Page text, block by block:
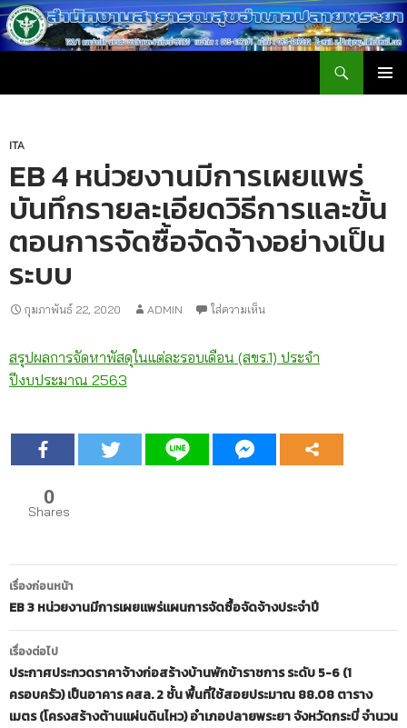
เนื้อหา
ITA
EB 4 หน่วยงานมีการเผยแพร่
บันทึกรายละเอียดวิธีการและขั้น
ตอนการจัดซื้อจัดจ้างอย่างเป็น
ระบบ
กุมภาพันธ์ 22, 2020 ADMIN ใส่ความเห็น
สรุปผลการจัดหาพัสดุในแต่ละรอบเดือน (สขร.1) ประจำ
ปีงบประมาณ 2563
0
Shares
เมนู
นำทาง
เรื่อง
เรื่องก่อนหน้า
EB 3 หน่วยงานมีการเผยแพร่แผนการจัดซื้อจัดจ้างประจำปี
เรื่องต่อไป
ประกาศประกวดราคาจ้างก่อสร้างบ้านพักข้าราชการ ระดับ 5-6 (1
ครอบครัว) เป็นอาคาร คสล. 2 ชั้น พื้นที่ใช้สอยประมาณ 88.08 ตาราง
เมตร (โครงสร้างต้านแผ่นดินไหว) อำเภอปลายพระยา จังหวัดกระบี่ จำนวน